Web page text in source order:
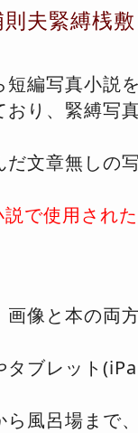
夫緊縛桟
編写真小説
り、緊縛写
文章無しの
で使用され
像と本の両
ブレット
風呂場まで